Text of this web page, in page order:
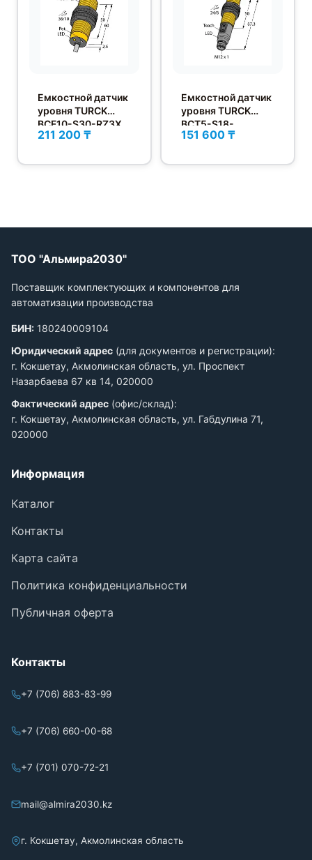
Емкостной датчик
уровня TURCK
BCF10-S30-RZ3X
211 200 ₸
Емкостной датчик
уровня TURCK
BCT5-S18-
UN6X2T-H1151
151 600 ₸
ТОО "Альмира2030"
Поставщик комплектующих и компонентов для
автоматизации производства
БИН: 180240009104
Юридический адрес (для документов и регистрации):
г. Кокшетау, Акмолинская область, ул. Проспект
Назарбаева 67 кв 14, 020000
Фактический адрес (офис/склад):
г. Кокшетау, Акмолинская область, ул. Габдулина 71,
020000
Информация
Каталог
Контакты
Карта сайта
Политика конфиденциальности
Публичная оферта
Контакты
+7 (706) 883-83-99
+7 (706) 660-00-68
+7 (701) 070-72-21
mail@almira2030.kz
г. Кокшетау, Акмолинская область